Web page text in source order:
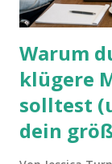
Warum
klügere
solltest
dein